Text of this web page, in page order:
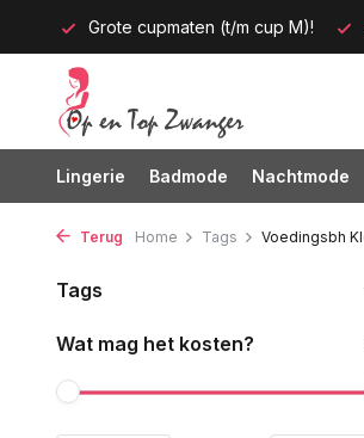
Gratis verzending vanaf 35 euro
Lingerie Badmode Nachtmode
Terug Home Tags Voedingsbh
Tags
Wat mag het kosten?